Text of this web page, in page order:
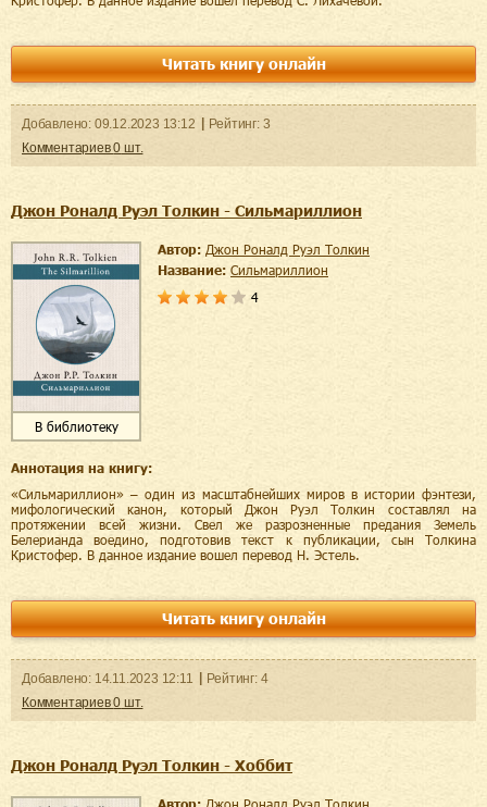
Читать книгу онлайн
Добавленo: 09.12.2023 13:12 Рейтинг: 3
Комментариев0 шт.
Джон Роналд Руэл Толкин - Сильмариллион
В библиотеку
Автор:
Джон Роналд Руэл Толкин
Название:
Сильмариллион
4
Аннотация на книгу:
«Сильмариллион» – один из масштабнейших миров в истории фэнтези,
мифологический канон, который Джон Руэл Толкин составлял на
протяжении всей жизни. Свел же разрозненные предания Земель
Белерианда воедино, подготовив текст к публикации, сын Толкина
Кристофер. В данное издание вошел перевод Н. Эстель.
Читать книгу онлайн
Добавленo: 14.11.2023 12:11 Рейтинг: 4
Комментариев0 шт.
Джон Роналд Руэл Толкин - Хоббит
Автор: Джон Роналд Руэл Толкин